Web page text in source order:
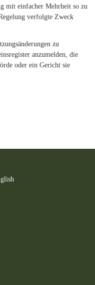
mit einfacher Mehrheit so zu
verfolgte Zweck
zu
anzumelden, die
oder ein Gericht sie